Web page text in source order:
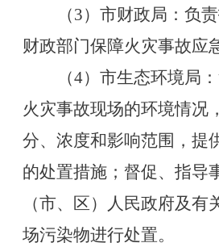
（3）市财政局：负
财政部门保障火灾事故应
（4）市生态环境局
火灾事故现场的环境情况
分、浓度和影响范围，提
的处置措施；督促、指导
（市、区）人民政府及有
场污染物进行处置。